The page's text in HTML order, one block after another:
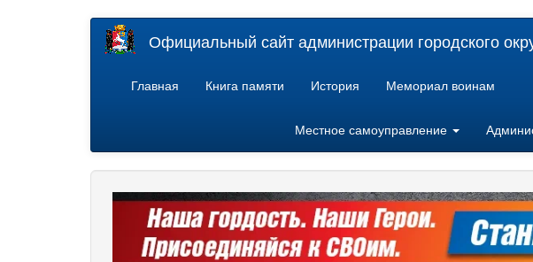
Официальный сайт администрации городского
Главная Книга памяти История Мемориал воинам
Местное самоуправление